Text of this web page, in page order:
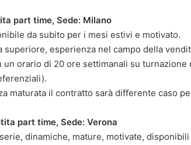
part time, Sede: Milano
da subito per i mesi estivi e motivato.
superiore, esperienza nel campo della
orario di 20 ore settimanali su turnazione
maturata il contratto sarà differente caso
part time, Sede: Verona
dinamiche, mature, motivate,